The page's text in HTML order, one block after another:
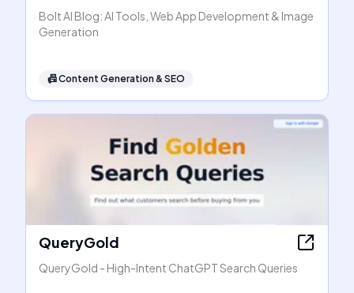
Bolt AI Blog: AI Tools, Web App Development & Image
Generation
📠Content Generation & SEO
QueryGold
QueryGold - High-Intent ChatGPT Search Queries